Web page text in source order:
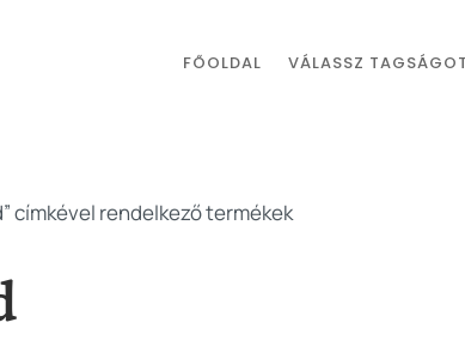
FŐOLDAL VÁLASSZ
címkével rendelkező termékek